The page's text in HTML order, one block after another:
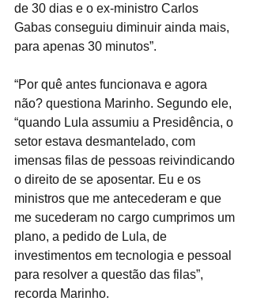
de 30 dias e o ex-ministro Carlos
Gabas conseguiu diminuir ainda mais,
para apenas 30 minutos”.
“Por quê antes funcionava e agora
não? questiona Marinho. Segundo ele,
“quando Lula assumiu a Presidência, o
setor estava desmantelado, com
imensas filas de pessoas reivindicando
o direito de se aposentar. Eu e os
ministros que me antecederam e que
me sucederam no cargo cumprimos um
plano, a pedido de Lula, de
investimentos em tecnologia e pessoal
para resolver a questão das filas”,
recorda Marinho.